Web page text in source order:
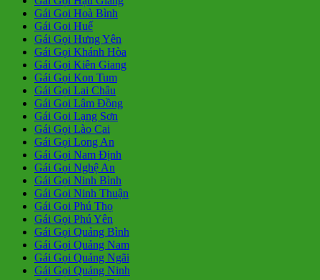
Gái Gọi Hoà Bình
Gái Gọi Huế
Gái Gọi Hưng Yên
Gái Gọi Khánh Hòa
Gái Gọi Kiên Giang
Gái Gọi Kon Tum
Gái Gọi Lai Châu
Gái Gọi Lâm Đồng
Gái Gọi Lạng Sơn
Gái Gọi Lào Cai
Gái Gọi Long An
Gái Gọi Nam Định
Gái Gọi Nghệ An
Gái Gọi Ninh Bình
Gái Gọi Ninh Thuận
Gái Gọi Phú Thọ
Gái Gọi Phú Yên
Gái Gọi Quảng Bình
Gái Gọi Quảng Nam
Gái Gọi Quảng Ngãi
Gái Gọi Quảng Ninh